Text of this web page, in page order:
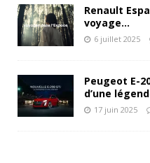
Renault
voyage…
6 juillet 2025
Peugeot E-
d’une
17 juin 2025